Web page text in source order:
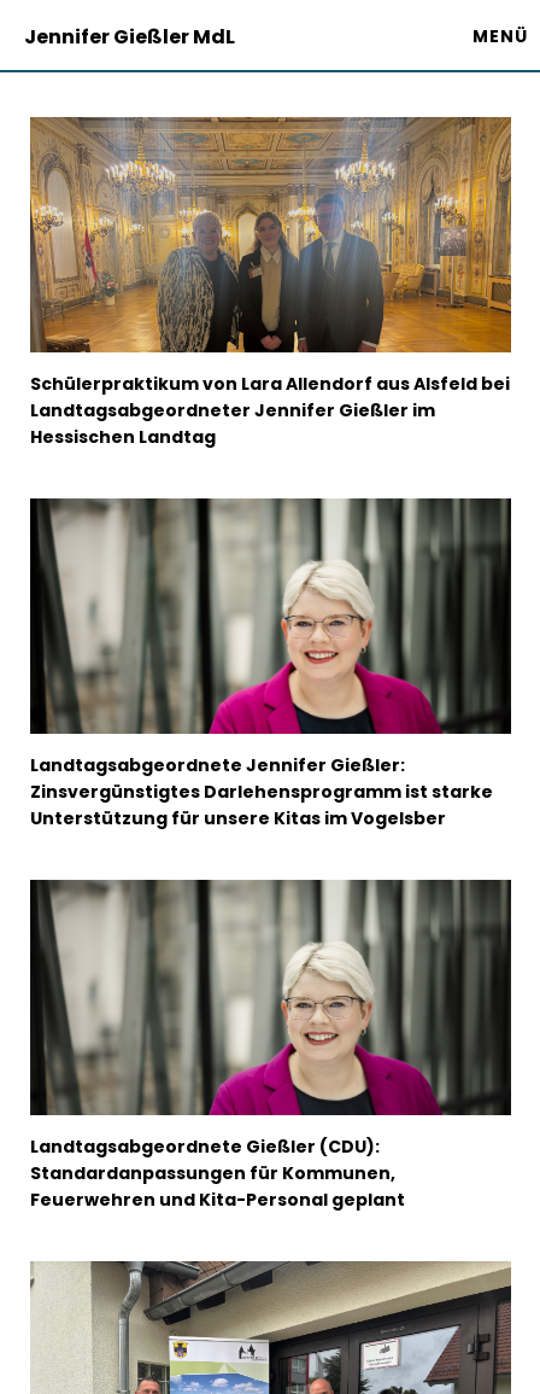
Jennifer Gießler MdL MENÜ
Schülerpraktikum von Lara Allendorf aus Alsfeld bei
Landtagsabgeordneter Jennifer Gießler im
Hessischen Landtag
Landtagsabgeordnete Jennifer Gießler:
Zinsvergünstigtes Darlehensprogramm ist starke
Unterstützung für unsere Kitas im Vogelsber
Landtagsabgeordnete Gießler (CDU):
Standardanpassungen für Kommunen,
Feuerwehren und Kita-Personal geplant